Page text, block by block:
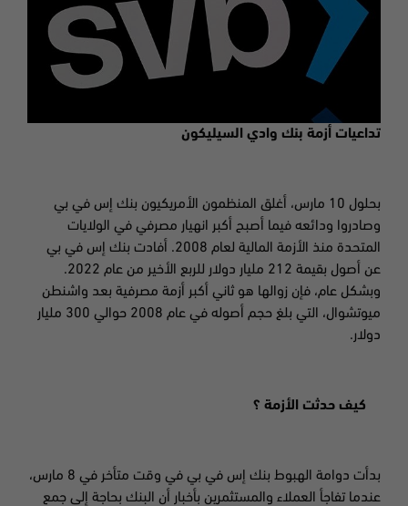
تداعيات أزمة بنك وادي السيليكون
بحلول 10 مارس، أغلق المنظمون الأمريكيون بنك إس في بي
وصادروا ودائعه فيما أصبح أكبر انهيار مصرفي في الولايات
المتحدة منذ الأزمة المالية لعام 2008. أفادت بنك إس في بي
عن أصول بقيمة 212 مليار دولار للربع الأخير من عام 2022.
وبشكل عام، فإن زوالها هو ثاني أكبر أزمة مصرفية بعد واشنطن
ميوتشوال، التي بلغ حجم أصوله في عام 2008 حوالي 300 مليار
دولار.
كيف حدثت الأزمة ؟
بدأت دوامة الهبوط بنك إس في بي في وقت متأخر في 8 مارس،
عندما تفاجأ العملاء والمستثمرين بأخبار أن البنك بحاجة إلى جمع